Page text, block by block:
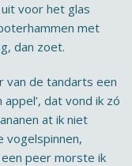
voor het glas
met
dan zoet.
van de tandarts een
dat vond ik zó
at ik niet
vogelspinnen,
peer morste ik